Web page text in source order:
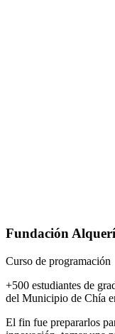
Fundación
Curso de programación
+500 estudiantes de
del Municipio de Chía
El fin fue prepararlos